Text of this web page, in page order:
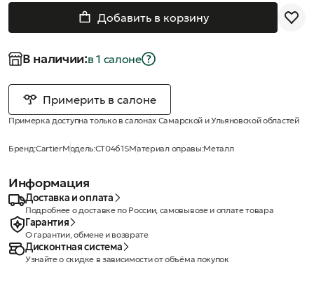
Добавить в корзину
В наличии:в 1 салонe
Примерить в салоне
Примерка доступна только в салонах Самарской и Ульяновской областей
Бренд:CartierМодель:CT0461SМатериал оправы:Металл
Информация
Доставка и оплата
Подробнее о доставке по России, самовывозе и оплате товара
Гарантия
О гарантии, обмене и возврате
Дисконтная система
Узнайте о скидке в зависимости от объёма покупок